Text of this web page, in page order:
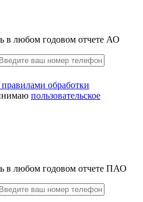
в любом годовом отчете АО
правилами обработки
пользовательское
в любом годовом отчете ПАО